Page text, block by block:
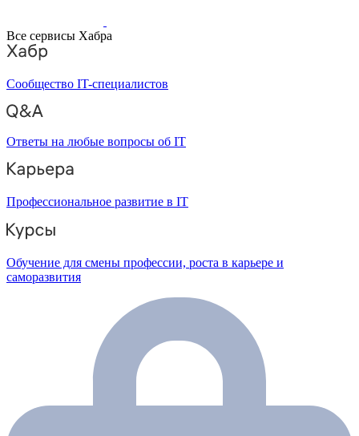
Все сервисы Хабра
Сообщество IT-специалистов
Ответы на любые вопросы об IT
Профессиональное развитие в IT
Обучение для смены профессии, роста в карьере и
саморазвития